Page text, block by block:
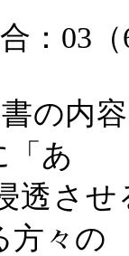
： 03 （
書の内
「あ
透さ
方々の